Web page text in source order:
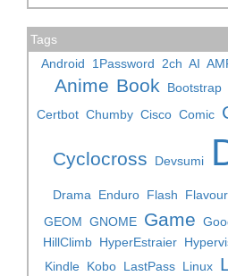
Tags
Android
1Password 2ch AI
Anime Book Bootstrap
Certbot Chumby Cisco Comic
Cyclocross Devsumi
Drama Enduro Flash Flavour
GEOM GNOME Game
HillClimb HyperEstraier
Kindle Kobo LastPass Linux